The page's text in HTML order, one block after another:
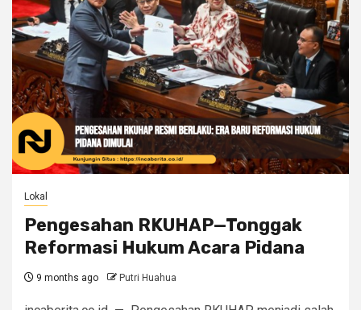
Lokal
Pengesahan RKUHAP—Tonggak
Reformasi Hukum Acara Pidana
9 months ago Putri Huahua